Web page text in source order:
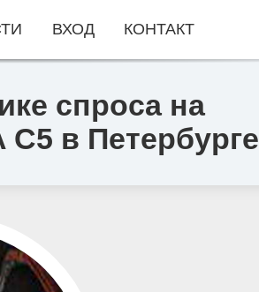
спроса на
в Петербурге
ВХОД КОНТАКТ